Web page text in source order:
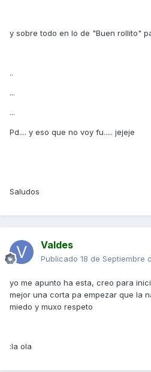
y sobre todo en lo de "Buen rollito"
..
...
...
Pd.... y eso que no voy fu..... jejeje
Saludos
Valdes
Publicado 18 de Septiembre
yo me apunto ha esta, creo para
mejor una corta pa empezar que la
miedo y muxo respeto
:la ola